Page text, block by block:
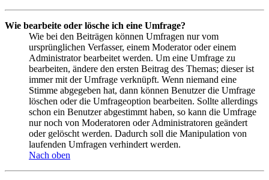
Wie bearbeite oder lösche ich eine Umfrage?
Wie bei den Beiträgen können Umfragen nur vom
ursprünglichen Verfasser, einem Moderator oder einem
Administrator bearbeitet werden. Um eine Umfrage zu
bearbeiten, ändere den ersten Beitrag des Themas; dieser ist
immer mit der Umfrage verknüpft. Wenn niemand eine
Stimme abgegeben hat, dann können Benutzer die Umfrage
löschen oder die Umfrageoption bearbeiten. Sollte allerdings
schon ein Benutzer abgestimmt haben, so kann die Umfrage
nur noch von Moderatoren oder Administratoren geändert
oder gelöscht werden. Dadurch soll die Manipulation von
laufenden Umfragen verhindert werden.
Nach oben